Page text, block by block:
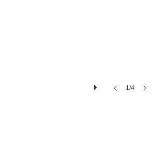
1/4